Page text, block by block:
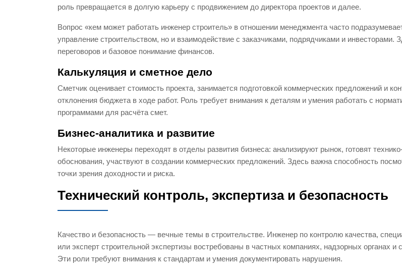
роль превращается в долгую карьеру с продвижением до директора проектов и далее.
Вопрос «кем может работать инженер строитель» в отношении менеджмента часто
управление строительством, но и взаимодействие с заказчиками, подрядчиками и инвесторами.
переговоров и базовое понимание финансов.
Калькуляция и сметное дело
Сметчик оценивает стоимость проекта, занимается подготовкой коммерческих предложений и
отклонения бюджета в ходе работ. Роль требует внимания к деталям и умения работать с
программами для расчёта смет.
Бизнес-аналитика и развитие
Некоторые инженеры переходят в отделы развития бизнеса: анализируют рынок, готовят
обоснования, участвуют в создании коммерческих предложений. Здесь важна способность
точки зрения доходности и риска.
Технический контроль, экспертиза и безопасность
Качество и безопасность — вечные темы в строительстве. Инженер по контролю качества,
или эксперт строительной экспертизы востребованы в частных компаниях, надзорных органах
Эти роли требуют внимания к стандартам и умения документировать нарушения.